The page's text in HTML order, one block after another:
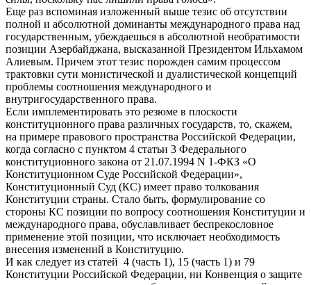
Еще раз вспоминая изложенный выше тезис об отсутствии
полной и абсолютной доминанты международного права над
государственным, убеждаешься в абсолютной необратимости
позиции Азербайджана, высказанной Президентом Ильхамом
Алиевым. Причем этот тезис порожден самим процессом
трактовки сути монистической и дуалистической концепций
проблемы соотношения международного и
внутригосударственного права.
Если имплементировать это резюме в плоскости
конституционного права различных государств, то, скажем,
на примере правового пространства Российской Федерации,
когда согласно с пунктом 4 статьи 3 Федерального
конституционного закона от 21.07.1994 N 1-ФКЗ «О
Конституционном Суде Российской Федерации»,
Конституционный Суд (КС) имеет право толкования
Конституции страны. Стало быть, формулирование со
стороны КС позиции по вопросу соотношения Конституции и
международного права, обуславливает беспрекословное
применение этой позиции, что исключает необходимость
внесения изменений в Конституцию.
И как следует из статей 4 (часть 1), 15 (часть 1) и 79
Конституции Российской Федерации, ни Конвенция о защите